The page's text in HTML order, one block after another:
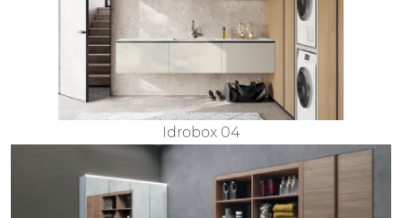
Idrobox 04